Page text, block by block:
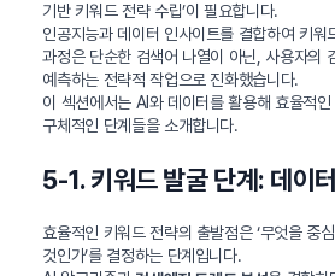
기반 키워드 전략 수립’이 필요합니다.
인공지능과 데이터 인사이트를 결합하여 키워
과정은 단순한 검색어 나열이 아닌, 사용자의
예측하는 전략적 작업으로 진화했습니다.
이 섹션에서는 AI와 데이터를 활용해 효율적
구체적인 단계들을 소개합니다.
5-1. 키워드 발굴 단계: 데이
효율적인 키워드 전략의 출발점은 ‘무엇을 중
것인가’를 결정하는 단계입니다.